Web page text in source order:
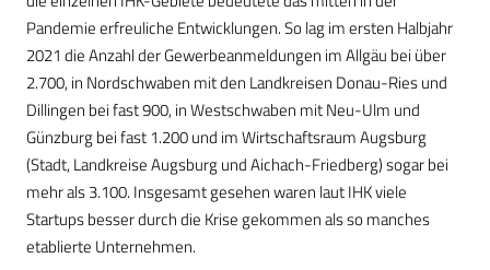
Pandemie erfreuliche Entwicklungen. So lag im ersten Halbjahr
2021 die Anzahl der Gewerbeanmeldungen im Allgäu bei über
2.700, in Nordschwaben mit den Landkreisen Donau-Ries und
Dillingen bei fast 900, in Westschwaben mit Neu-Ulm und
Günzburg bei fast 1.200 und im Wirtschaftsraum Augsburg
(Stadt, Landkreise Augsburg und Aichach-Friedberg) sogar bei
mehr als 3.100. Insgesamt gesehen waren laut IHK viele
Startups besser durch die Krise gekommen als so manches
etablierte Unternehmen.